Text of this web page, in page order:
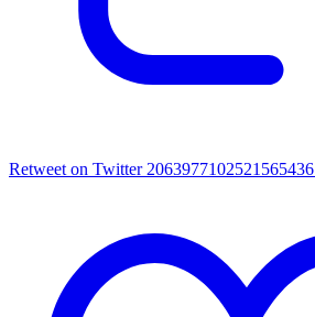
Retweet on Twitter 2063977102521565436